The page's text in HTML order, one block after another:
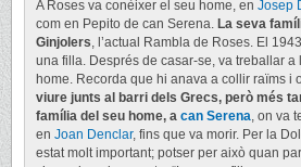
A Roses va conèixer el seu home, en Josep
com en Pepito de can Serena. La seva
Ginjolers , l’actual Rambla de Roses. El
una filla. Després de casar-se, va treballar a
home. Recorda que hi anava a collir raïms i
viure junts al barri dels Grecs, però més
família del seu home, a can Serena , on va
en Joan Denclar, fins que va morir. Per la
estat molt important; potser per això quan